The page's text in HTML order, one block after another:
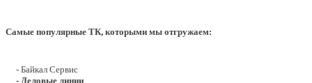
Самые популярные ТК, которыми мы отгружаем:
- Байкал Сервис
- Деловые линии